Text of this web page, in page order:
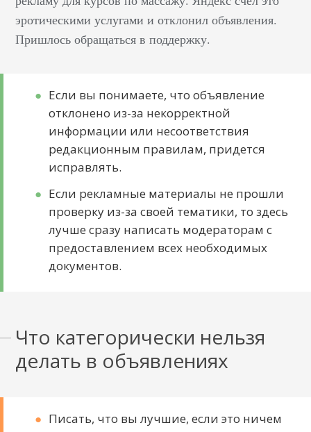
эротическими услугами и отклонил объявления.
Пришлось обращаться в поддержку.
Если вы понимаете, что объявление
отклонено из-за некорректной
информации или несоответствия
редакционным правилам, придется
исправлять.
Если рекламные материалы не прошли
проверку из-за своей тематики, то здесь
лучше сразу написать модераторам с
предоставлением всех необходимых
документов.
Что категорически нельзя
делать в объявлениях
Писать, что вы лучшие, если это ничем